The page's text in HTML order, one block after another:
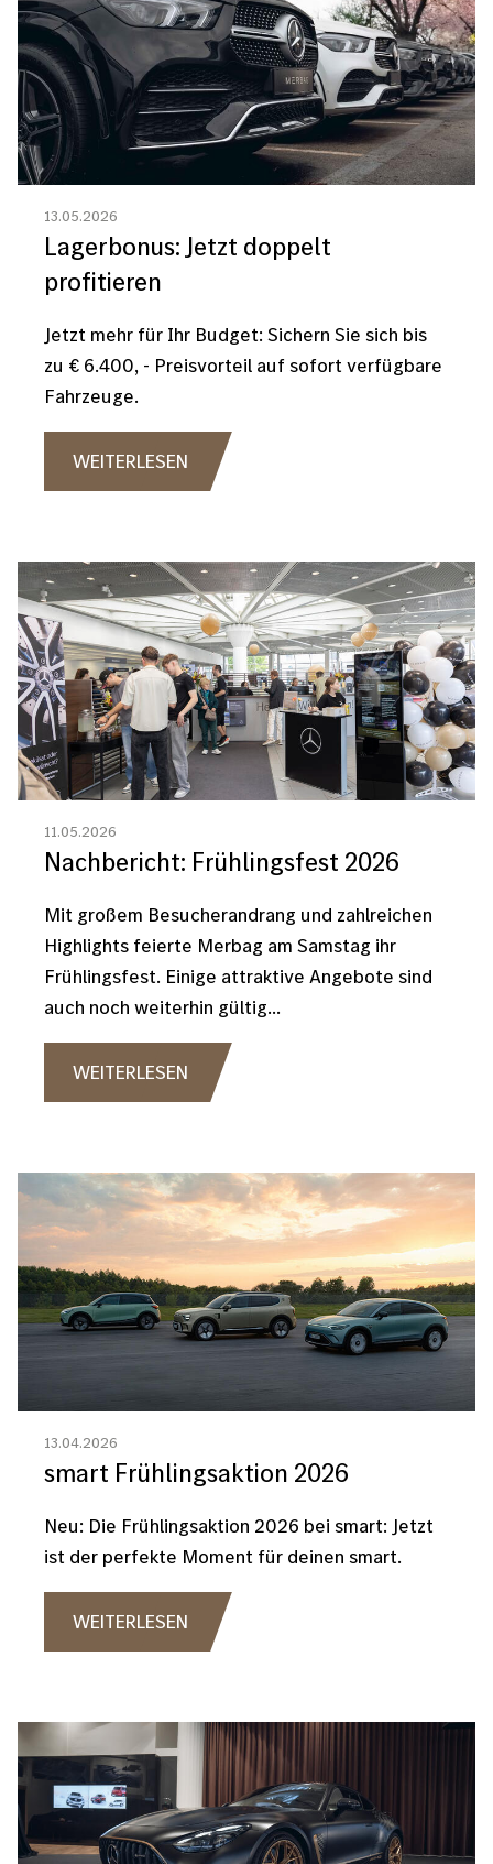
13.05.2026
Lagerbonus: Jetzt doppelt
profitieren
Jetzt mehr für Ihr Budget: Sichern Sie sich bis
zu € 6.400, - Preisvorteil auf sofort verfügbare
Fahrzeuge.
WEITERLESEN
Bild
11.05.2026
Nachbericht: Frühlingsfest 2026
Mit großem Besucherandrang und zahlreichen
Highlights feierte Merbag am Samstag ihr
Frühlingsfest. Einige attraktive Angebote sind
auch noch weiterhin gültig...
WEITERLESEN
Bild
13.04.2026
smart Frühlingsaktion 2026
Neu: Die Frühlingsaktion 2026 bei smart: Jetzt
ist der perfekte Moment für deinen smart.
WEITERLESEN
Bild